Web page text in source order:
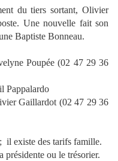
du tiers sortant, Olivier
Une nouvelle fait son
Baptiste Bonneau.
Poupée (02 47 29 36
Pappalardo
Gaillardot (02 47 29 36
il existe des tarifs famille.
présidente ou le trésorier.